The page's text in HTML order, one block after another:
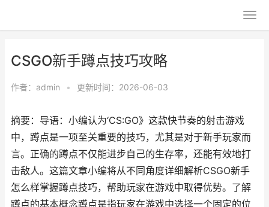
CSGO新手蹲点技巧攻略
作者： admin • 更新时间：2026-06-03
摘要：导语：小编认为‘CS:GO》这款快节奏的射击游戏
中，蹲点是一项至关重要的技巧，尤其是对于新手玩家而
言。正确的蹲点不仅能进步自己的生存率，还能有效地打
击敌人。这篇文章小编将从不同角度详细解析CSGO新手
怎么样掌握蹲点技巧，帮助玩家在游戏中取得优势。了解
蹲点的基本概念蹲点是指玩家在游戏中选择一个固定的位